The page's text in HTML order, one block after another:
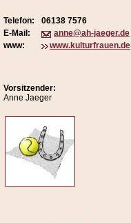
Telefon:
06138 7576
E-Mail:
anne@ah-jaeger.de
www:
www.kulturfrauen.de
Vorsitzender:
Anne Jaeger